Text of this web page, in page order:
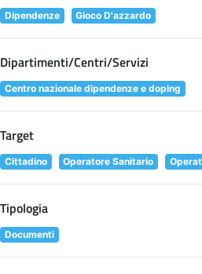
Dipendenze Gioco D'azzardo
Dipartimenti/Centri/Servizi
Centro nazionale dipendenze e doping
Target
Cittadino Operatore Sanitario
Tipologia
Documenti